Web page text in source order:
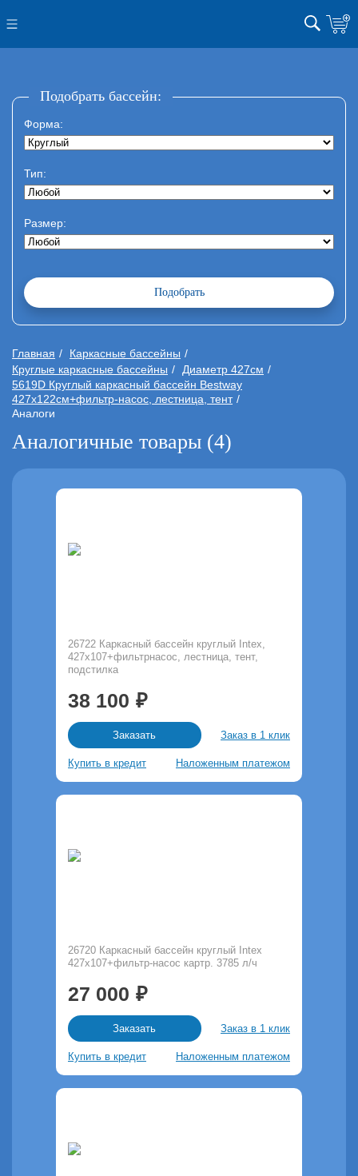
Подобрать бассейн:
Форма:
Тип:
Размер:
Главная
Каркасные бассейны
Круглые каркасные бассейны
Диаметр 427см
5619D Круглый каркасный бассейн Bestway
427х122см+фильтр-насос, лестница, тент
Аналоги
Аналогичные товары (4)
26722 Каркасный бассейн круглый Intex,
427х107+фильтрнасос, лестница, тент,
подстилка
38 100
Заказать Заказ в 1 клик
Купить в кредит Наложенным платежом
26720 Каркасный бассейн круглый Intex
427х107+фильтр-насос картр. 3785 л/ч
27 000
Заказать Заказ в 1 клик
Купить в кредит Наложенным платежом